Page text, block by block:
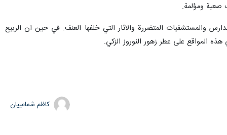
صعبة ومؤلمة.
والمستشفيات المتضررة والاثار التي خلفها العنف. في حين ان الربيع
المواقع على عطر زهور النوروز الزكي.
کاظم شماعییان